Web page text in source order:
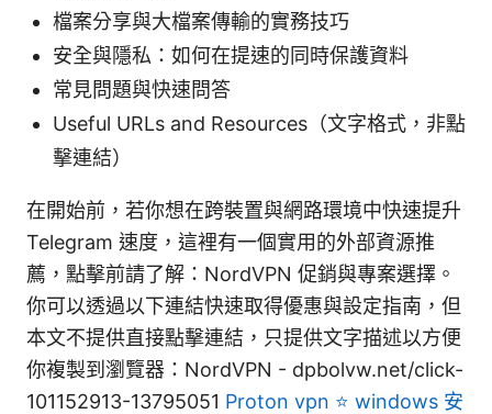
檔案分享與大檔案傳輸的實務技巧
安全與隱私：如何在提速的同時保護資料
常見問題與快速問答
Useful URLs and Resources（文字格式，非點
擊連結）
在開始前，若你想在跨裝置與網路環境中快速提升
Telegram 速度，這裡有一個實用的外部資源推
薦，點擊前請了解：NordVPN 促銷與專案選擇。
你可以透過以下連結快速取得優惠與設定指南，但
本文不提供直接點擊連結，只提供文字描述以方便
你複製到瀏覽器：NordVPN - dpbolvw.net/click-
101152913-13795051 Proton vpn ⭐ windows 安